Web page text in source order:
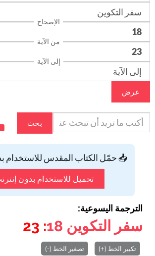
الإصحاح
من الآية
إلى الآية
عرض
بحث
📥 حمّل الكتاب المقدس للاستخدام
تحميل للاستخدام بدون
الترجمة اليسوعية:
سفر التكوين 18
: 23
تكبير الخط (+) تصغير الخط (-)